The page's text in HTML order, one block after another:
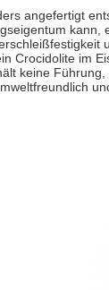
angefertigt
kann,
Crocidolite im
keine